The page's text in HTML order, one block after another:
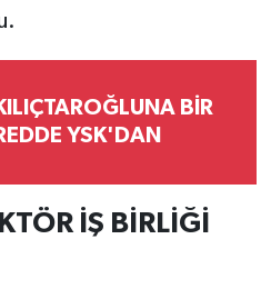
BİR
YSK'DAN
İŞ BİRLİĞİ